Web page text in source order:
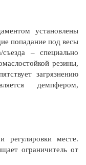
установлены
попадание под весы
– специально
резины,
загрязнению
демпфером,
регулировки месте.
ограничитель от